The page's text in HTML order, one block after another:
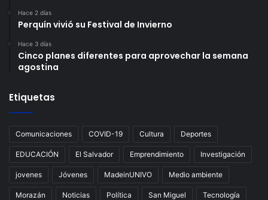
Hace 2 días
Perquín vivió su Festival de Invierno
Hace 3 días
Cinco planes diferentes para aprovechar la semana
agostina
Etiquetas
Comunicaciones COVID-19 Cultura Deportes
EDUCACIÓN El Salvador Emprendimiento Investigación
jovenes Jóvenes MadeinUNIVO Medio ambiente
Morazán Noticias Política San Miguel Tecnología